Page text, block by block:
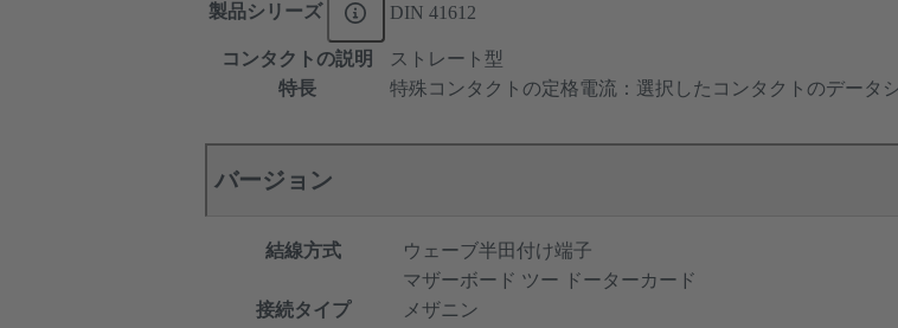
製品シリーズ DIN 41612
コンタクトの説明
ストレート型
特長
特殊コンタクトの定格電流：選択したコンタクトのデータ
バージョン
結線方式 ウェーブ半田付け端子
接続タイプ
マザーボード ツー ドーターカード
メザニン